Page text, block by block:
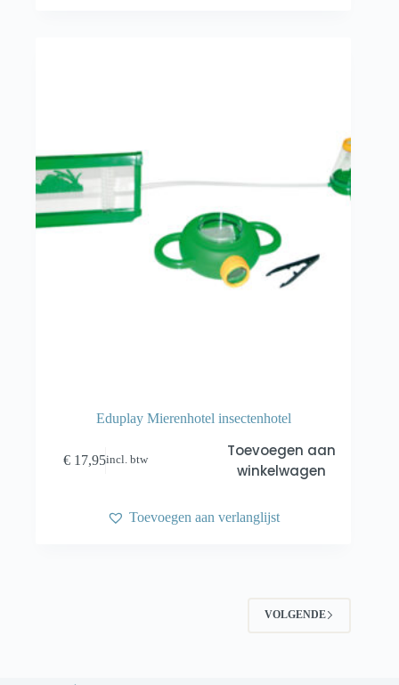
Eduplay Mierenhotel insectenhotel
€ 17,95incl. btw
Toevoegen aan
winkelwagen
Toevoegen aan verlanglijst
VOLGENDE